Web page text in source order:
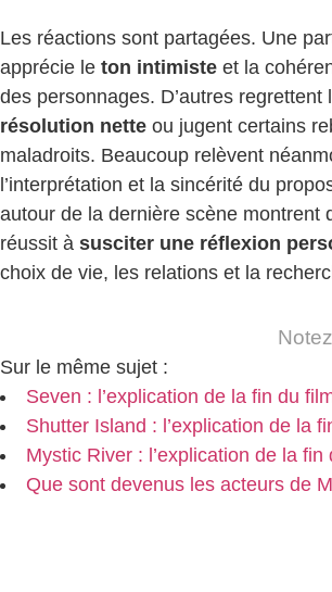
Les réactions sont partagées. Une
apprécie le ton intimiste et la
des personnages. D’autres regrettent
résolution nette ou jugent certains
maladroits. Beaucoup relèvent
l’interprétation et la sincérité du
autour de la dernière scène montrent
réussit à susciter une réflexion
choix de vie, les relations et la
Sur le même sujet :
Seven : l’explication de la fin du
Shutter Island : l’explication de la
Mystic River : l’explication de la fin
Que sont devenus les acteurs de